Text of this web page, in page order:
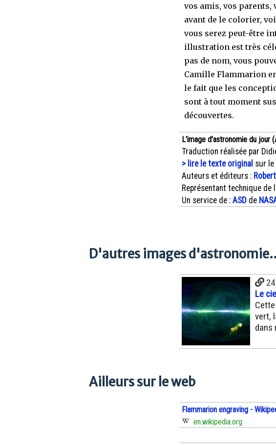
vos amis, vos
avant de le colorier,
vous serez peut-être
illustration est très
pas de nom, vous
Camille Flammarion
le fait que les
sont à tout moment
découvertes.
L'image d'astronomie du jour
Traduction réalisée par
> lire le texte original sur le
Auteurs et éditeurs :
Représentant technique de
Un service de : ASD de
D'autres images
Le
vert,
dans
Ailleurs sur le web
Flammarion engraving -
en.wikipedia.org